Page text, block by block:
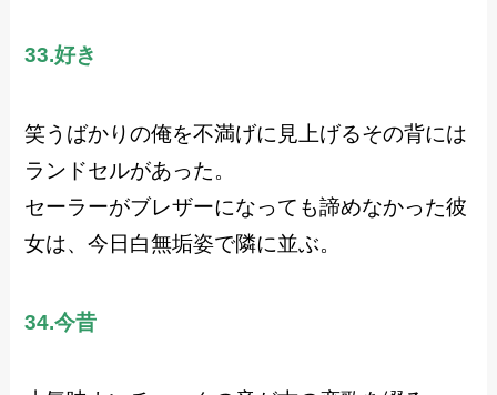
33.好き
笑うばかりの俺を不満げに見上げるその背には
ランドセルがあった。
セーラーがブレザーになっても諦めなかった彼
女は、今日白無垢姿で隣に並ぶ。
34.今昔